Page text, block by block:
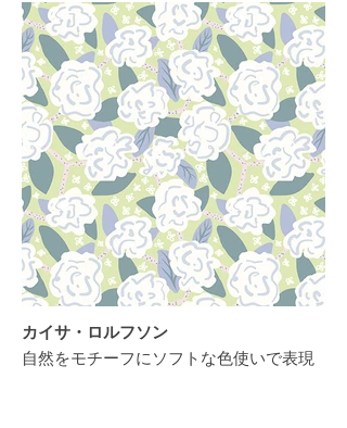
カイサ・ロルフソン
自然をモチーフにソフトな色使いで表現